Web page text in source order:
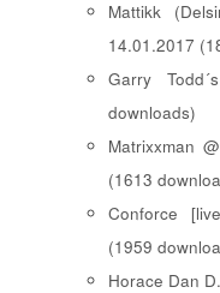
Mattikk
14.01.2017
Garry
downloads)
Matrixxman
(1613
Conforce
(1959
Horace Dan